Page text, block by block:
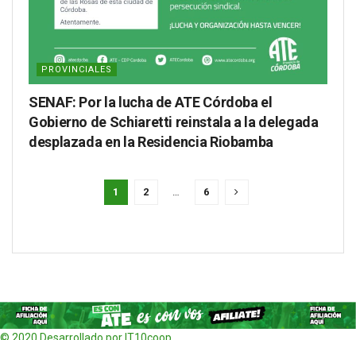
PROVINCIALES
SENAF: Por la lucha de ATE Córdoba el
Gobierno de Schiaretti reinstala a la delegada
desplazada en la Residencia Riobamba
1 2 … 6
© 2020 Desarrollado por IT10coop